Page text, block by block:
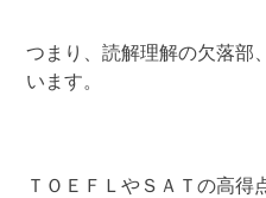
つまり、読解理解の欠落部
います。
ＴＯＥＦＬやＳＡＴの高得